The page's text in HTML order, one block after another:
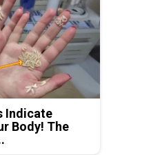
Indicate
Body! The